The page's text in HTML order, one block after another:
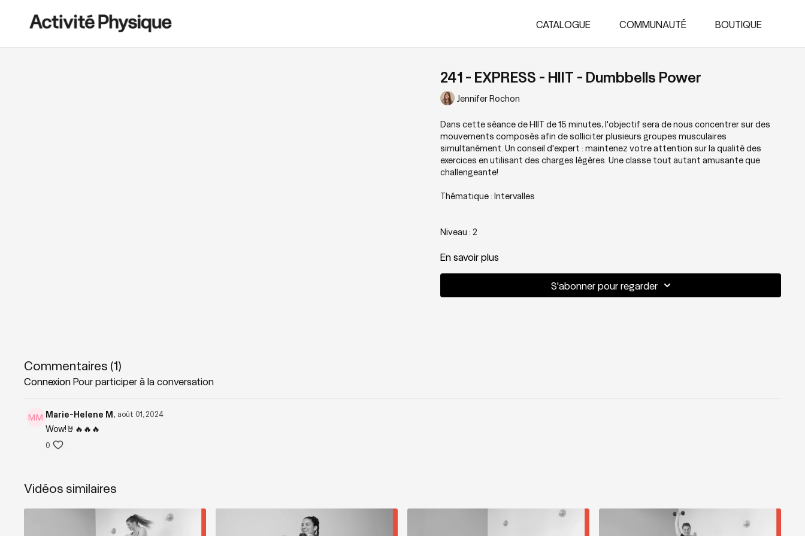
CATALOGUE COMMUNAUTÉ BOUTIQUE
241 - EXPRESS - HIIT - Dumbbells Power
Jennifer Rochon
Dans cette séance de HIIT de 15 minutes, l'objectif sera de nous concentrer sur des
mouvements composés afin de solliciter plusieurs groupes musculaires
simultanément. Un conseil d'expert : maintenez votre attention sur la qualité des
exercices en utilisant des charges légères. Une classe tout autant amusante que
challengeante!
Thématique : Intervalles
Niveau : 2
En savoir plus
S'abonner pour regarder
Commentaires (1)
Connexion Pour participer à la conversation
Marie-Helene M. août 01, 2024
Wow!🤘🔥🔥🔥
0
Vidéos similaires